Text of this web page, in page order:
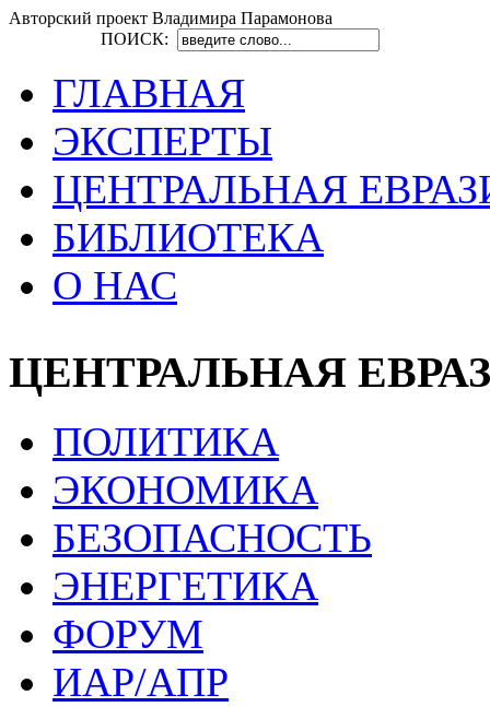
Авторский проект Владимира Парамонова
ПОИСК:
ГЛАВНАЯ
ЭКСПЕРТЫ
ЦЕНТРАЛЬНАЯ
БИБЛИОТЕКА
О НАС
ЦЕНТРАЛЬНАЯ
ПОЛИТИКА
ЭКОНОМИКА
БЕЗОПАСНОСТЬ
ЭНЕРГЕТИКА
ФОРУМ
ИАР/АПР